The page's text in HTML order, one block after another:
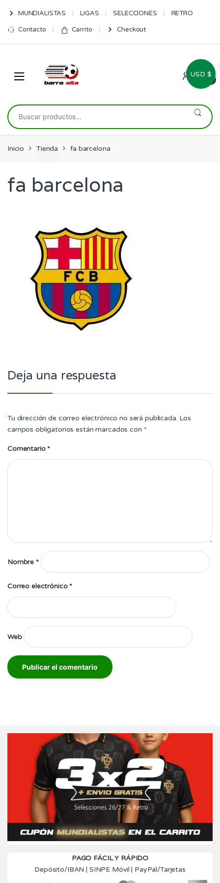
navigation
content
MUNDIALISTAS LIGAS SELECCIONES RETRO
Contacto Carrito Checkout
0
Buscar
por:
Inicio Tienda fa barcelona
fa barcelona
Deja una respuesta
Tu dirección de correo electrónico no será publicada. Los
campos obligatorios están marcados con *
Comentario *
Nombre *
Correo electrónico *
Web
PAGO FÁCIL Y RÁPIDO
Depósito/IBAN | SINPE Móvil | PayPal/Tarjetas
USD $